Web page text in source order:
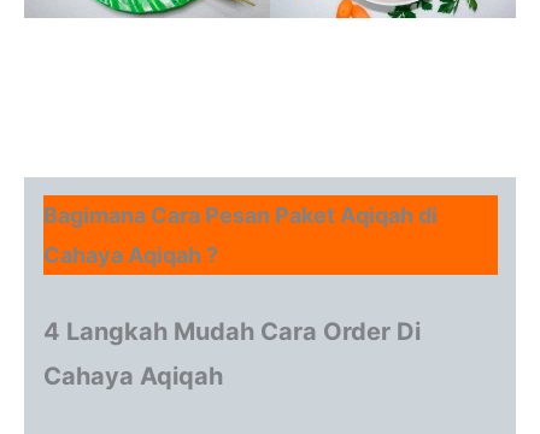
Bagimana Cara Pesan Paket Aqiqah di
Cahaya Aqiqah ?
4 Langkah Mudah Cara Order Di
Cahaya Aqiqah